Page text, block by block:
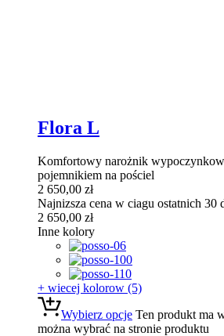
Flora L
Komfortowy narożnik
pojemnikiem na pościel
2 650,00 zł
Najnizsza cena w ciagu ostatnich 30
2 650,00 zł
Inne kolory
+ wiecej kolorow (5)
Wybierz opcje Ten produkt ma
można wybrać na stronie produktu